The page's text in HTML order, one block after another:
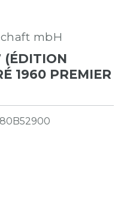
mbH
(ÉDITION
1960 PREMIER